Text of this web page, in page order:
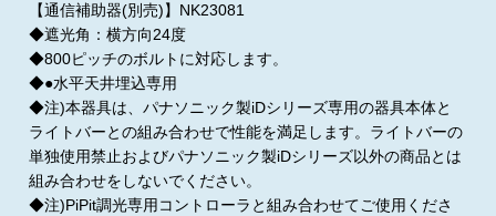
【通信補助器(別売)】NK23081
◆遮光角：横方向24度
◆800ピッチのボルトに対応します。
◆●水平天井埋込専用
◆注)本器具は、パナソニック製iDシリーズ専用の器具本体と
ライトバーとの組み合わせで性能を満足します。ライトバーの
単独使用禁止およびパナソニック製iDシリーズ以外の商品とは
組み合わせをしないでください。
◆注)PiPit調光専用コントローラと組み合わせてご使用くださ